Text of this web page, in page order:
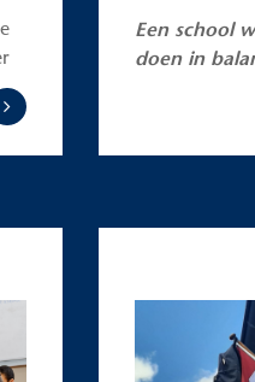
Een school
doen in